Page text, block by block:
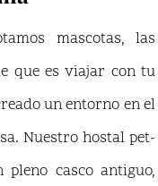
mascotas, las
que es viajar con tu
un entorno en el
Nuestro hostal pet-
casco antiguo,